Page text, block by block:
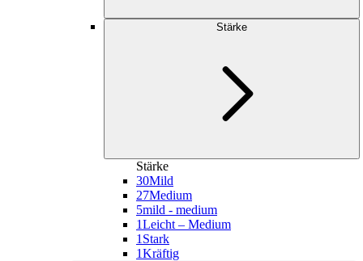
Stärke
Stärke
30Mild
27Medium
5mild - medium
1Leicht – Medium
1 Stark
1Kräftig